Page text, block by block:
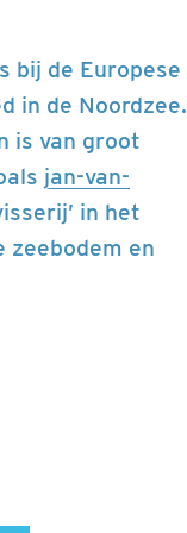
bij de Europese
in de Noordzee.
is van groot
jan-van-
in het
zeebodem en